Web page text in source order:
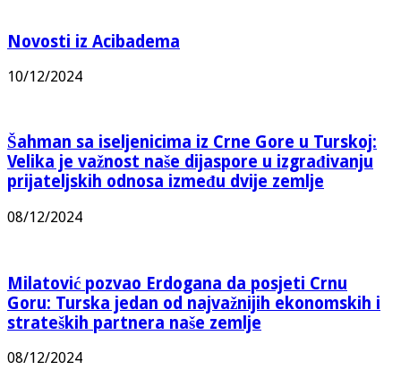
Novosti iz Acibadema
10/12/2024
Šahman sa iseljenicima iz Crne Gore u Turskoj:
Velika je važnost naše dijaspore u izgrađivanju
prijateljskih odnosa između dvije zemlje
08/12/2024
Milatović pozvao Erdogana da posjeti Crnu
Goru: Turska jedan od najvažnijih ekonomskih i
strateških partnera naše zemlje
08/12/2024